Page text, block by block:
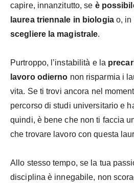
capire, innanzitutto, se è
laurea triennale in biologiao, in
scegliere la magistrale.
Purtroppo, l’instabilità e la
lavoro odierno non risparmia i
vita. Se ti trovi ancora nel
percorso di studi universitario e
quindi, è bene che non ti faccia
che trovare lavoro con questa
Allo stesso tempo, se la tua
disciplina è innegabile, non